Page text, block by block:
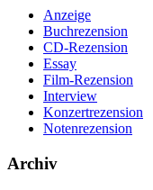
Anzeige
Buchrezension
CD-Rezension
Essay
Film-Rezension
Interview
Konzertrezension
Notenrezension
Archiv